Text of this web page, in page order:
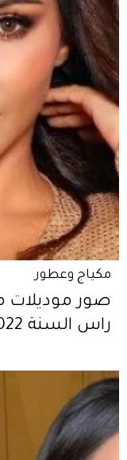
مكياج وعطور
صور موديلات
راس السنة 2022